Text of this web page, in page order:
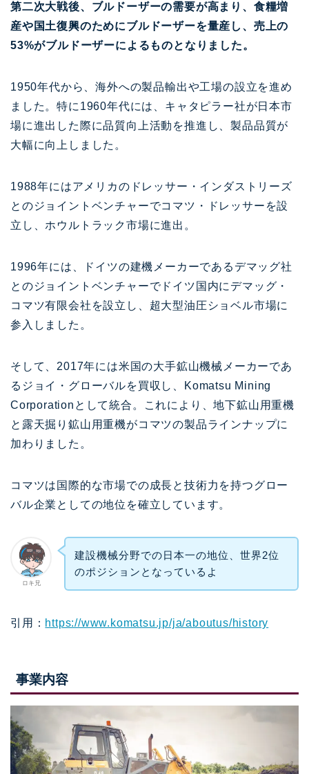
第二次大戦後、ブルドーザーの需要が高まり、食糧増
産や国土復興のためにブルドーザーを量産し、売上の
53%がブルドーザーによるものとなりました。
1950年代から、海外への製品輸出や工場の設立を進め
ました。特に1960年代には、キャタピラー社が日本市
場に進出した際に品質向上活動を推進し、製品品質が
大幅に向上しました。
1988年にはアメリカのドレッサー・インダストリーズ
とのジョイントベンチャーでコマツ・ドレッサーを設
立し、ホウルトラック市場に進出。
1996年には、ドイツの建機メーカーであるデマッグ社
とのジョイントベンチャーでドイツ国内にデマッグ・
コマツ有限会社を設立し、超大型油圧ショベル市場に
参入しました。
そして、2017年には米国の大手鉱山機械メーカーであ
るジョイ・グローバルを買収し、Komatsu Mining
Corporationとして統合。これにより、地下鉱山用重機
と露天掘り鉱山用重機がコマツの製品ラインナップに
加わりました。
コマツは国際的な市場での成長と技術力を持つグロー
バル企業としての地位を確立しています。
ロキ兄
建設機械分野での日本一の地位、世界2位
のポジションとなっているよ
引用： https://www.komatsu.jp/ja/aboutus/history
事業内容